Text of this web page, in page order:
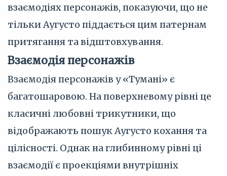
взаємодіях персонажів, показуючи, що не
тільки Аугусто піддається цим патернам
притягання та відштовхування.
Взаємодія персонажів
Взаємодія персонажів у «Тумані» є
багатошаровою. На поверхневому рівні це
класичні любовні трикутники, що
відображають пошук Аугусто кохання та
цілісності. Однак на глибинному рівні ці
взаємодії є проекціями внутрішніх